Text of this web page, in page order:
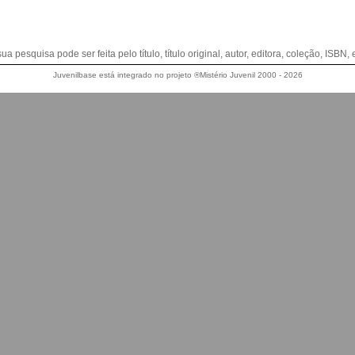
pesquisa pode ser feita pelo título, título original, autor, editora, coleção, ISBN,
Juvenilbase está integrado no projeto ®Mistério Juvenil 2000 - 2026